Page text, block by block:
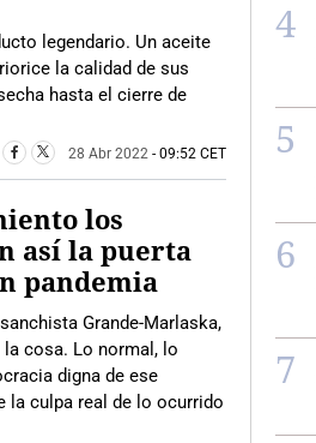
legendario. Un aceite
la calidad de sus
hasta el cierre de
28 Abr 2022 - 09:52 CET
los
así la puerta
pandemia
Grande-Marlaska,
cosa. Lo normal, lo
digna de ese
la culpa real de lo ocurrido